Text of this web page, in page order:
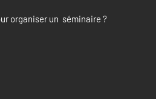
organiser un séminaire ?